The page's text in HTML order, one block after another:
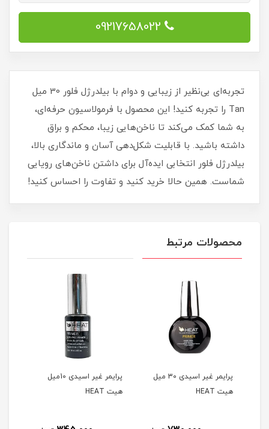
09217658022
تجربه‌ای بی‌نظیر از زیبایی و دوام با بیلدرژل فلور 30 میل
Tan را تجربه کنید! این محصول با فرمولاسیون حرفه‌ای،
به شما کمک می‌کند تا ناخن‌هایی زیبا، محکم و براق
داشته باشید. با قابلیت شکل‌دهی آسان و ماندگاری بالا،
بیلدرژل فلور انتخابی ایده‌آل برای داشتن ناخن‌های رویایی
شماست. همین حالا خرید کنید و تفاوت را احساس کنید!
محصولات مرتبط
پرایمر غیر اسیدی 30 میل
هیت HEAT
پرایمر غیر اسیدی 10میل
هیت HEAT